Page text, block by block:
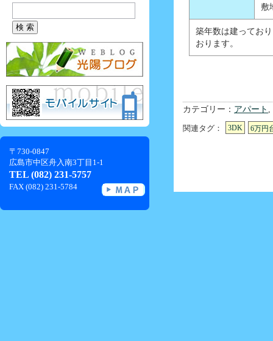
〒730-0847
広島市中区舟入南3丁目1-1
TEL (082) 231-5757
FAX (082) 231-5784
敷
築年数は建ってお
おります。
カテゴリー： アパート ,
関連タグ： 3DK 6万円